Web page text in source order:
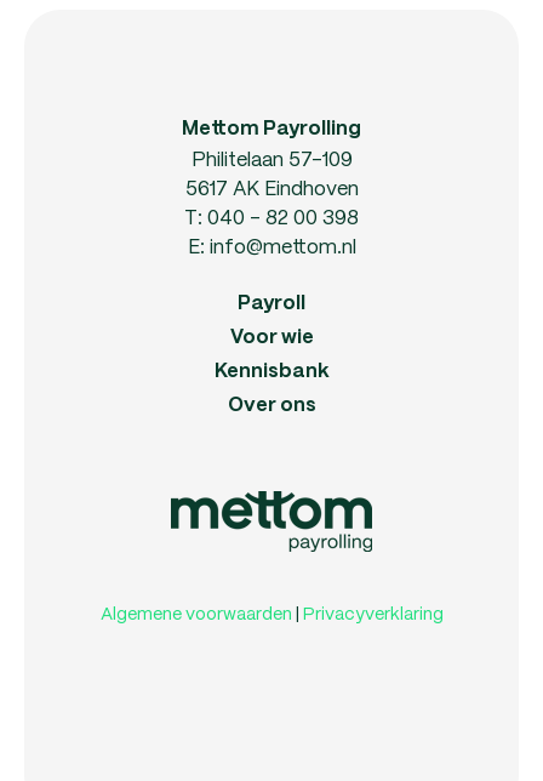
Mettom Payrolling
Philitelaan 57-109
5617 AK Eindhoven
T: 040 - 82 00 398
E: info@mettom.nl
Payroll
Voor wie
Kennisbank
Over ons
Algemene voorwaarden|Privacyverklaring